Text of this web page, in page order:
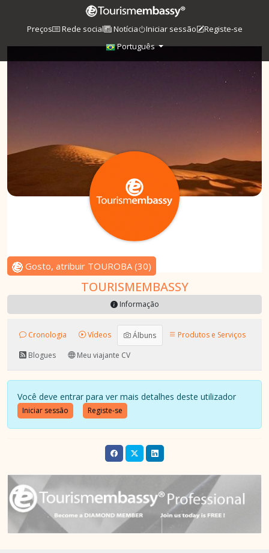
Preços Rede social Notícia Iniciar sessão
Registe-se
Português
Gosto, atribuir TOUROBA(30)
TOURISMEMBASSY
Informação
Cronologia Vídeos Álbuns
Produtos e Serviços
Blogues
Meu viajante CV
Você deve entrar para ver mais detalhes deste utilizador
Iniciar sessão Registe-se